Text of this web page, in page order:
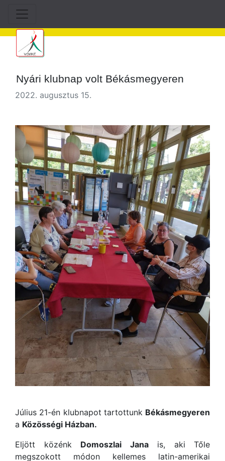
Nyári klubnap volt Békásmegyeren
2022. augusztus 15.
Július 21-én klubnapot tartottunk Békásmegyeren
a Közösségi Házban.
Eljött közénk Domoszlai Janais, aki Tőle
megszokott módon kellemes latin-amerikai